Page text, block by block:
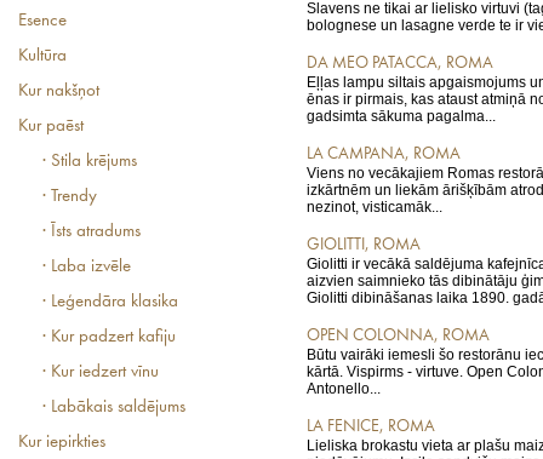
Esence
Kultūra
Kur nakšņot
Kur paēst
· Stila krējums
· Trendy
· Īsts atradums
· Laba izvēle
· Leģendāra klasika
· Kur padzert kafiju
· Kur iedzert vīnu
· Labākais saldējums
Kur iepirkties
Slavens ne tikai ar lielisko virtuvi
bolognese un lasagne verde te ir
DA MEO PATACCA, ROMA
Eļļas lampu siltais apgaismojums
ēnas ir pirmais, kas ataust atmiņā
gadsimta sākuma pagalma...
LA CAMPANA, ROMA
Viens no vecākajiem Romas
izkārtnēm un liekām ārišķībām
nezinot, visticamāk...
GIOLITTI, ROMA
Giolitti ir vecākā saldējuma
aizvien saimnieko tās dibinātāju
Giolitti dibināšanas laika 1890.
OPEN COLONNA, ROMA
Būtu vairāki iemesli šo restorānu
kārtā. Vispirms - virtuve. Open
Antonello...
LA FENICE, ROMA
Lieliska brokastu vieta ar plašu